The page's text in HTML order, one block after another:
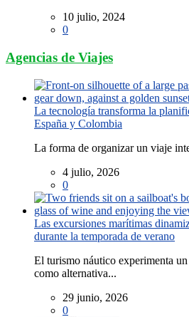
10 julio, 2024
0
Agencias de Viajes
La tecnología transforma la
España y Colombia
La forma de organizar un viaje
4 julio, 2026
0
Las excursiones marítimas
durante la temporada de verano
El turismo náutico experimenta
como alternativa...
29 junio, 2026
0